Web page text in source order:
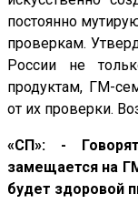
постоянно
проверкам.
России не
продуктам, ГМ-
от их проверки.
«СП»: -
замещается на
будет здоровой